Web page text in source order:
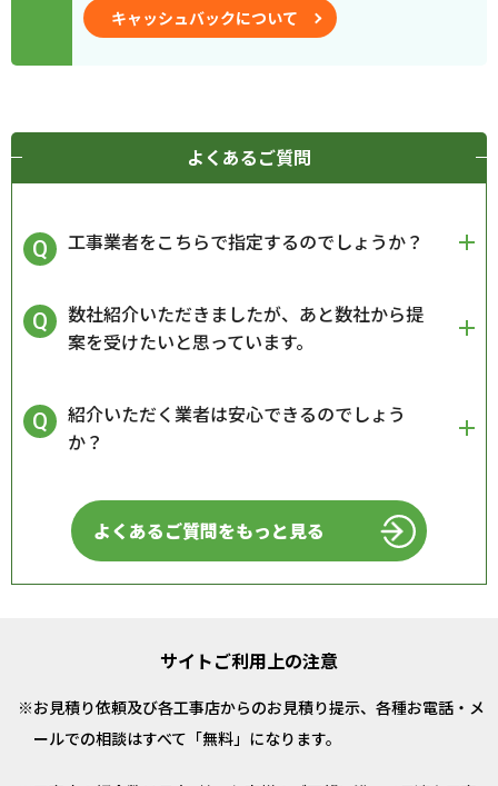
キャッシュバックについて
よくあるご質問
工事業者をこちらで指定するのでしょうか？
数社紹介いただきましたが、あと数社から提
案を受けたいと思っています。
紹介いただく業者は安心できるのでしょう
か？
よくあるご質問をもっと見る
サイトご利用上の注意
お見積り依頼及び各工事店からのお見積り提示、各種お電話・メ
ールでの相談はすべて「無料」になります。